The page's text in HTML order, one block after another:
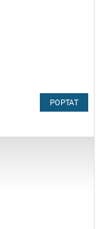
POPTAT